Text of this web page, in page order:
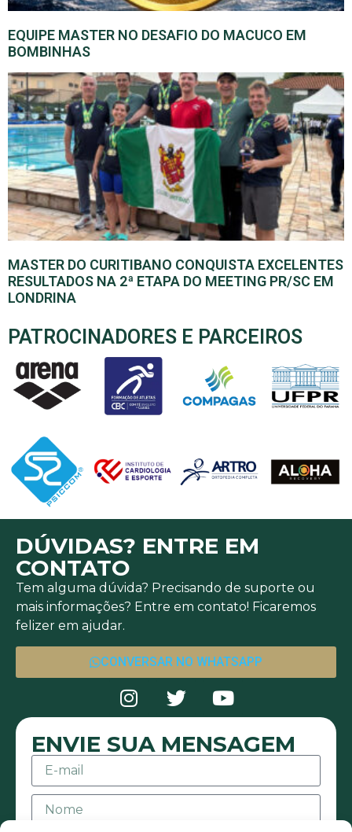
EQUIPE MASTER NO DESAFIO DO MACUCO EM
BOMBINHAS
MASTER DO CURITIBANO CONQUISTA EXCELENTES
RESULTADOS NA 2ª ETAPA DO MEETING PR/SC EM
LONDRINA
PATROCINADORES E PARCEIROS
DÚVIDAS? ENTRE EM
CONTATO
Tem alguma dúvida? Precisando de suporte ou
mais informações? Entre em contato! Ficaremos
felizer em ajudar.
CONVERSAR NO WHATSAPP
ENVIE SUA MENSAGEM